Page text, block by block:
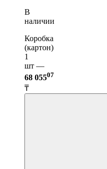
В
наличии
Коробка
(картон)
1
шт —
68 05507
₸